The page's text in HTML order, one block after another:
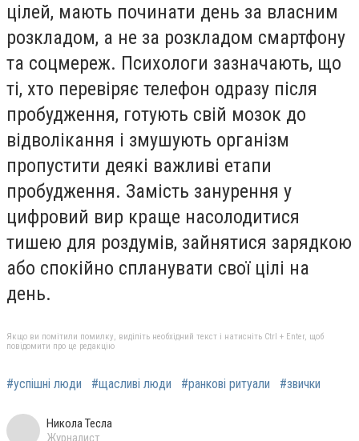
цілей, мають починати день за власним
розкладом, а не за розкладом смартфону
та соцмереж. Психологи зазначають, що
ті, хто перевіряє телефон одразу після
пробудження, готують свій мозок до
відволікання і змушують організм
пропустити деякі важливі етапи
пробудження. Замість занурення у
цифровий вир краще насолодитися
тишею для роздумів, зайнятися зарядкою
або спокійно спланувати свої цілі на
день.
Якщо ви помітили помилку, виділіть необхідний текст і натисніть Ctrl + Enter, щоб
повідомити про це редакцію
#успішні люди #щасливі люди #ранкові ритуали #звички
Никола Тесла
Журналист